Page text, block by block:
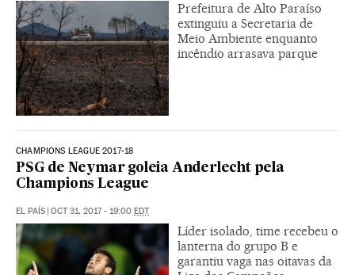
Prefeitura de Alto Paraíso
extinguiu a Secretaria de
Meio Ambiente enquanto
incêndio arrasava parque
CHAMPIONS LEAGUE 2017-18
PSG de Neymar goleia Anderlecht pela
Champions League
EL PAÍS | OCT 31, 2017 - 19:00 EDT
Líder isolado, time recebeu o
lanterna do grupo B e
garantiu vaga nas oitavas da